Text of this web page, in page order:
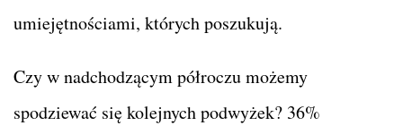
umiejętnościami, których poszukują.
Czy w nadchodzącym półroczu możemy
spodziewać się kolejnych podwyżek? 36%